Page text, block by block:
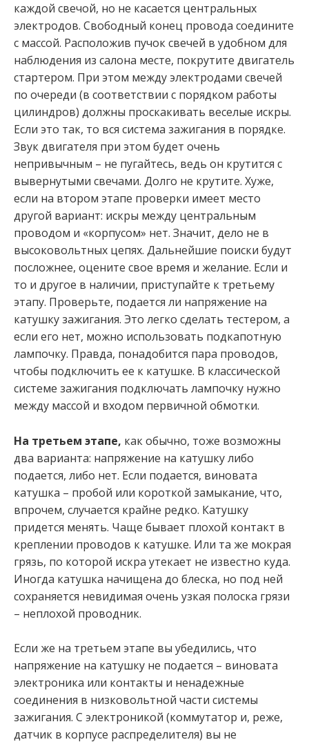
каждой свечой, но не касается центральных
электродов. Свободный конец провода соедините
с массой. Расположив пучок свечей в удобном для
наблюдения из салона месте, покрутите двигатель
стартером. При этом между электродами свечей
по очереди (в соответствии с порядком работы
цилиндров) должны проскакивать веселые искры.
Если это так, то вся система зажигания в порядке.
Звук двигателя при этом будет очень
непривычным – не пугайтесь, ведь он крутится с
вывернутыми свечами. Долго не крутите. Хуже,
если на втором этапе проверки имеет место
другой вариант: искры между центральным
проводом и «корпусом» нет. Значит, дело не в
высоковольтных цепях. Дальнейшие поиски будут
посложнее, оцените свое время и желание. Если и
то и другое в наличии, приступайте к третьему
этапу. Проверьте, подается ли напряжение на
катушку зажигания. Это легко сделать тестером, а
если его нет, можно использовать подкапотную
лампочку. Правда, понадобится пара проводов,
чтобы подключить ее к катушке. В классической
системе зажигания подключать лампочку нужно
между массой и входом первичной обмотки.
На третьем этапе, как обычно, тоже возможны
два варианта: напряжение на катушку либо
подается, либо нет. Если подается, виновата
катушка – пробой или короткой замыкание, что,
впрочем, случается крайне редко. Катушку
придется менять. Чаще бывает плохой контакт в
креплении проводов к катушке. Или та же мокрая
грязь, по которой искра утекает не известно куда.
Иногда катушка начищена до блеска, но под ней
сохраняется невидимая очень узкая полоска грязи
– неплохой проводник.
Если же на третьем этапе вы убедились, что
напряжение на катушку не подается – виновата
электроника или контакты и ненадежные
соединения в низковольтной части системы
зажигания. С электроникой (коммутатор и, реже,
датчик в корпусе распределителя) вы не